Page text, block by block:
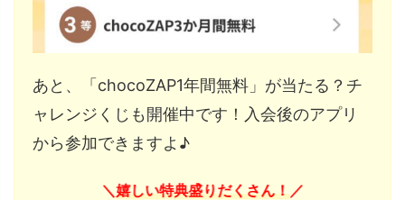
あと、「chocoZAP1年間無料」が当たる？チ
ャレンジくじも開催中です！入会後のアプリ
から参加できますよ♪
＼ 嬉しい特典盛りだくさん！ ／